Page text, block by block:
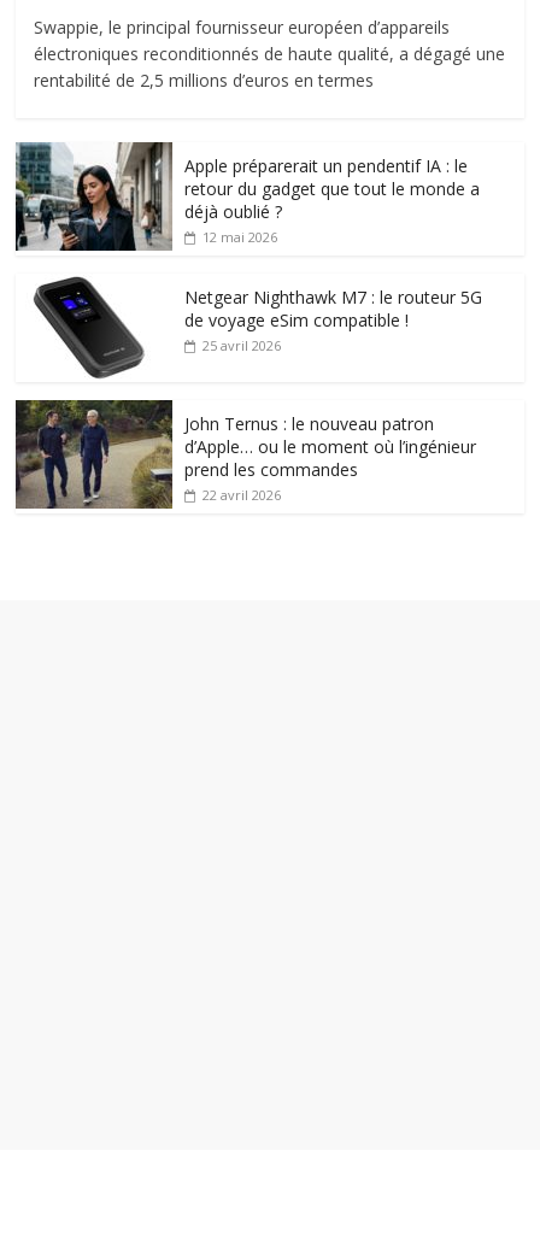
Swappie, le principal fournisseur européen d’appareils
électroniques reconditionnés de haute qualité, a dégagé une
rentabilité de 2,5 millions d’euros en termes
Apple préparerait un pendentif IA : le
retour du gadget que tout le monde a
déjà oublié ?
12 mai 2026
Netgear Nighthawk M7 : le routeur 5G
de voyage eSim compatible !
25 avril 2026
John Ternus : le nouveau patron
d’Apple… ou le moment où l’ingénieur
prend les commandes
22 avril 2026